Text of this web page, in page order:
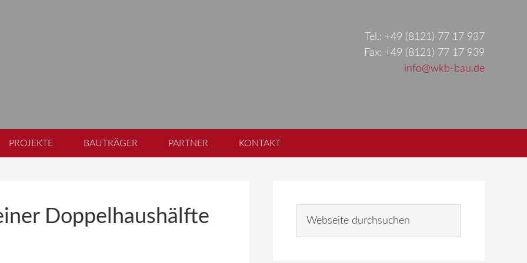
Tel.: +49 (8121) 77 17 937
Fax: +49 (8121) 77 17 939
info@wkb-bau.de
PROJEKTE BAUTRÄGER PARTNER KONTAKT
Doppelhaushälfte